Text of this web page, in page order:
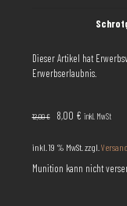
Dieser Artikel hat
Erwerbserlaubnis.
12,00€
Ursprünglicher
war:
8,00 €Aktueller
ist:
inkl. MwSt
inkl. 19 % MwSt. zzgl.
Munition kann nicht